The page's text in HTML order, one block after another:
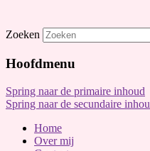
Zoeken
Hoofdmenu
Spring naar de primaire inhoud
Spring naar de secundaire
Home
Over mij